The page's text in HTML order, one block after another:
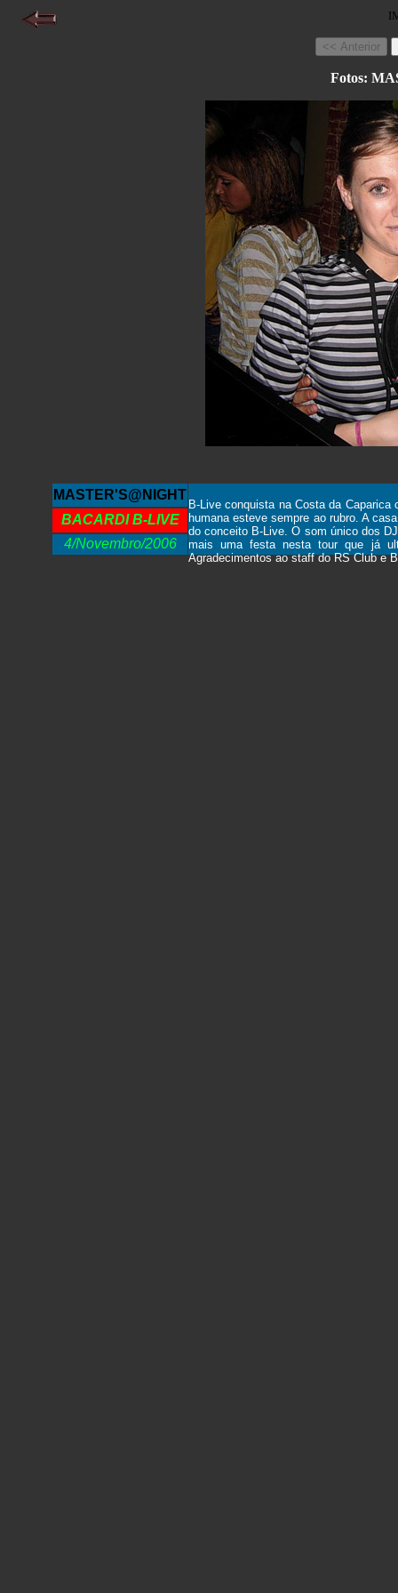
MASTER'S@NIGHT
BACARDI B-LIVE
4/Novembro/2006
Fotos:
B-Live conquista na Costa da
humana esteve sempre ao rubro. A
do conceito B-Live. O som único dos
mais uma festa nesta tour que já
Agradecimentos ao staff do RS Club e